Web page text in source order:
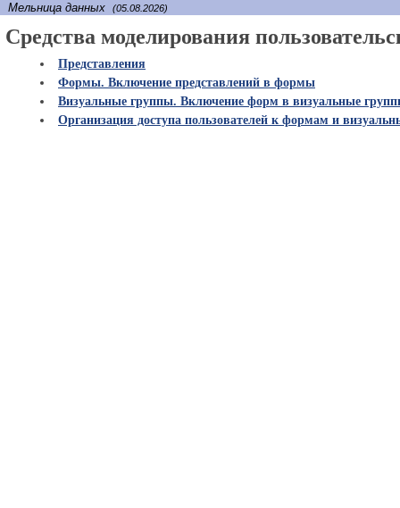
Мельница данных (05.08.2026)
Средства моделирования
Представления
Формы. Включение представлений в формы
Визуальные группы. Включение форм в визуальные
Организация доступа пользователей к формам и